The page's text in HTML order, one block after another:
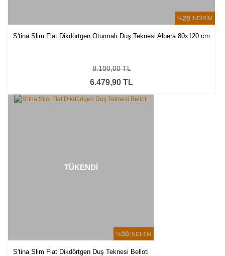
%20 İNDİRİM
S'tina Slim Flat Dikdörtgen Oturmalı Duş Teknesi Albera 80x120 cm
6.479,90 TL
8.100,00 TL
%30 İNDİRİM
TÜKENDİ
S'tina Slim Flat Dikdörtgen Duş Teknesi Belloti